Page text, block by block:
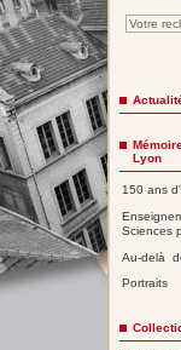
Lyon
150 ans
Sciences
Au-delà
Portraits